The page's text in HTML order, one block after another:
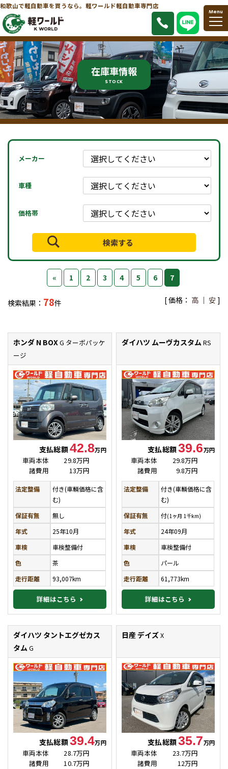
和歌山で軽自動車を買うなら。軽ワールド軽自動車専門店
Menu
在庫車情報
STOCK
メーカー
車種
価格帯
« 1 2 3 4 5 6 7
検索結果： 78件 [ 価格： 高 ｜ 安 ]
ホンダ N BOXG ターボパッケ
ージ
支払総額42.8万円
車両本体
29.8万円
諸費用
13万円
法定整備
付き(車輌価格に含
む)
保証有無
無し
年式
25年10月
車検
車検整備付
色
茶
走行距離
93,007km
詳細はこちら
ダイハツ ムーヴカスタムRS
支払総額39.6万円
車両本体
29.8万円
諸費用
9.8万円
法定整備
付き(車輌価格に含
む)
保証有無
付(1ヶ月 1千km)
年式
24年09月
車検
車検整備付
色
パール
走行距離
61,773km
詳細はこちら
ダイハツ タントエグゼカス
タムG
支払総額39.4万円
車両本体
28.7万円
諸費用
10.7万円
日産 デイズX
支払総額35.7万円
車両本体
23.7万円
諸費用
12万円